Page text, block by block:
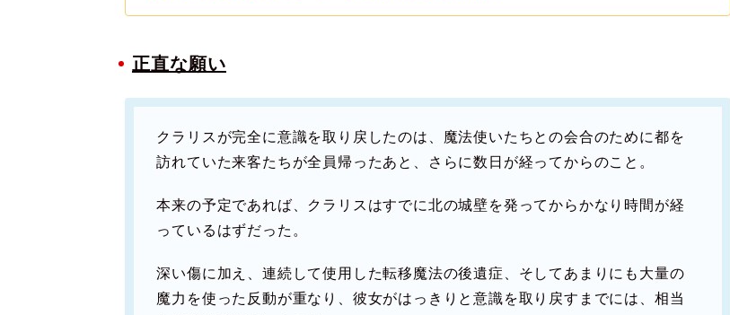
正直な願い
クラリスが完全に意識を取り戻したのは、魔法使いたちとの会合のために都を
訪れていた来客たちが全員帰ったあと、さらに数日が経ってからのこと。
本来の予定であれば、クラリスはすでに北の城壁を発ってからかなり時間が経
っているはずだった。
深い傷に加え、連続して使用した転移魔法の後遺症、そしてあまりにも大量の
魔力を使った反動が重なり、彼女がはっきりと意識を取り戻すまでには、相当